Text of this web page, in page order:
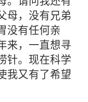
母，没有兄弟
没有任何亲
来，一直想寻
针。现在科学
我又有了希望